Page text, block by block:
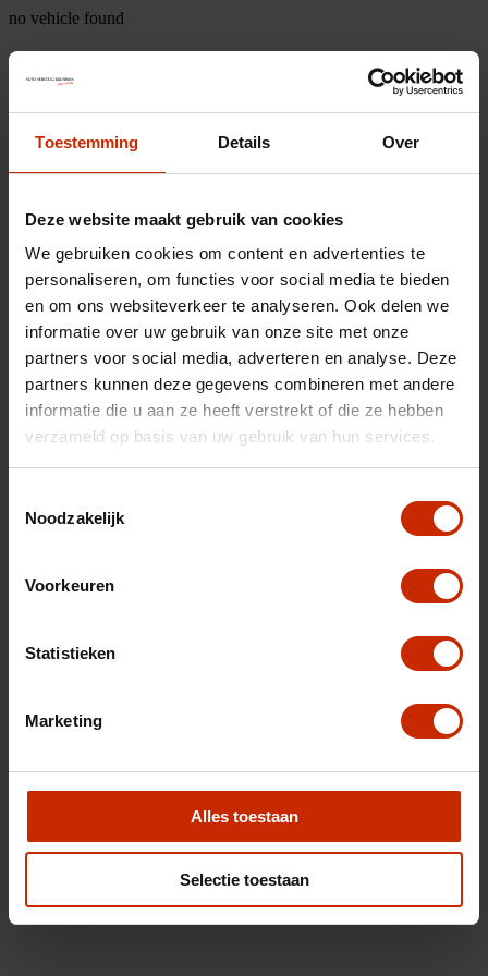
Toestemming Details Over
Deze website maakt gebruik van cookies
We gebruiken cookies om content en advertenties te
personaliseren, om functies voor social media te bieden
en om ons websiteverkeer te analyseren. Ook delen we
informatie over uw gebruik van onze site met onze
partners voor social media, adverteren en analyse. Deze
partners kunnen deze gegevens combineren met andere
informatie die u aan ze heeft verstrekt of die ze hebben
verzameld op basis van uw gebruik van hun services.
Noodzakelijk
Voorkeuren
Statistieken
Marketing
Alles toestaan
Selectie toestaan
no vehicle found